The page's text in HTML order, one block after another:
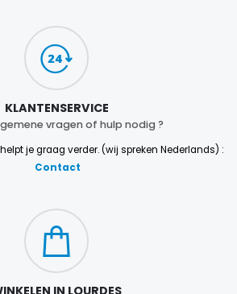
KLANTENSERVICE
vragen of hulp nodig ?
je graag verder. (wij spreken Nederlands) :
Contact
IN LOURDES